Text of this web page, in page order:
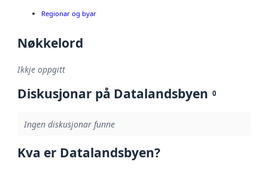
Regionar og byar
Nøkkelord
Ikkje oppgitt
Diskusjonar på Datalandsbyen 0
Ingen diskusjonar funne
Kva er Datalandsbyen?